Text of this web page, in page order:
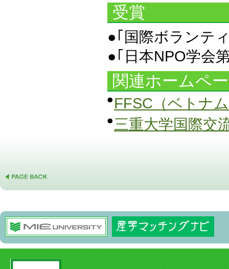
受賞
●｢国際ボランテ
●｢日本NPO学会
関連ホームペ
FFSC（ベトナ
三重大学国際交